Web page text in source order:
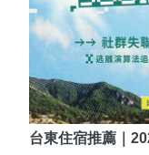
台東住宿推薦｜